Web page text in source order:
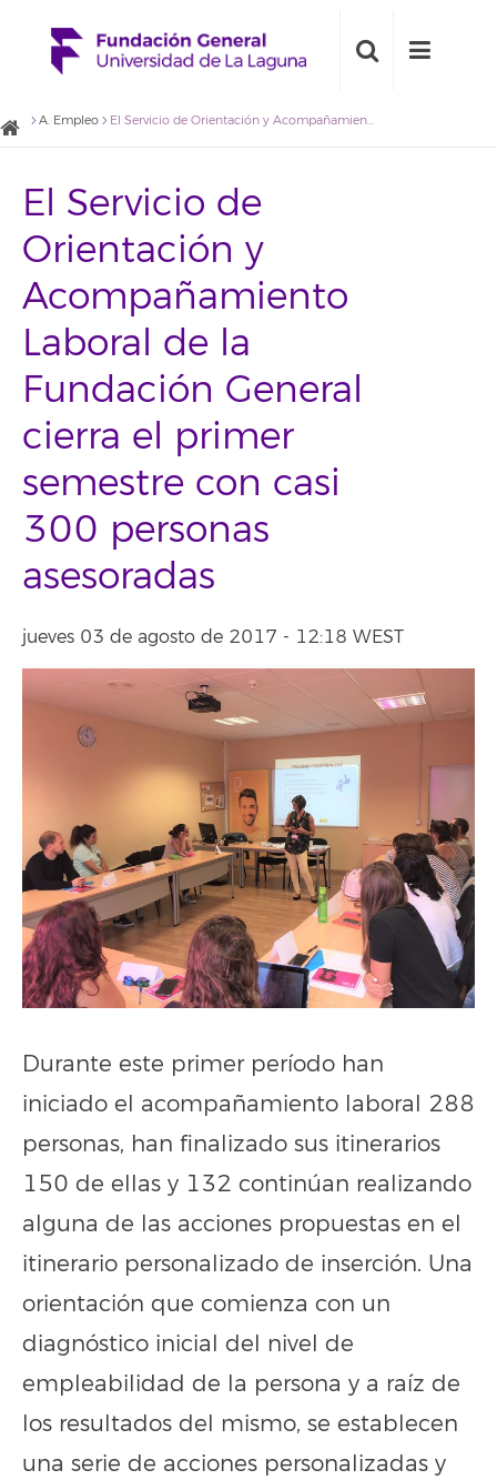
A. Empleo El Servicio de Orientación y Acompañamiento Laboral de la Fundación General cierra el primer semestre con casi 300 personas asesoradas
El Servicio de
Orientación y
Acompañamiento
Laboral de la
Fundación General
cierra el primer
semestre con casi
300 personas
asesoradas
jueves 03 de agosto de 2017 - 12:18 WEST
Durante este primer período han
iniciado el acompañamiento laboral 288
personas, han finalizado sus itinerarios
150 de ellas y 132 continúan realizando
alguna de las acciones propuestas en el
itinerario personalizado de inserción. Una
orientación que comienza con un
diagnóstico inicial del nivel de
empleabilidad de la persona y a raíz de
los resultados del mismo, se establecen
una serie de acciones personalizadas y